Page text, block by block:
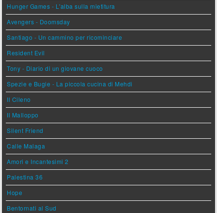
Hunger Games - L'alba sulla mietitura
Avengers - Doomsday
Santiago - Un cammino per ricominciare
Resident Evil
Tony - Diario di un giovane cuoco
Spezie e Bugie - La piccola cucina di Mehdi
Il Cileno
Il Malloppo
Silent Friend
Calle Malaga
Amori e Incantesimi 2
Palestina 36
Hope
Bentornati al Sud